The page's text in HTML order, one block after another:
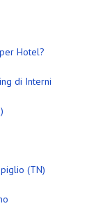
Hotel?
di Interni
(TN)